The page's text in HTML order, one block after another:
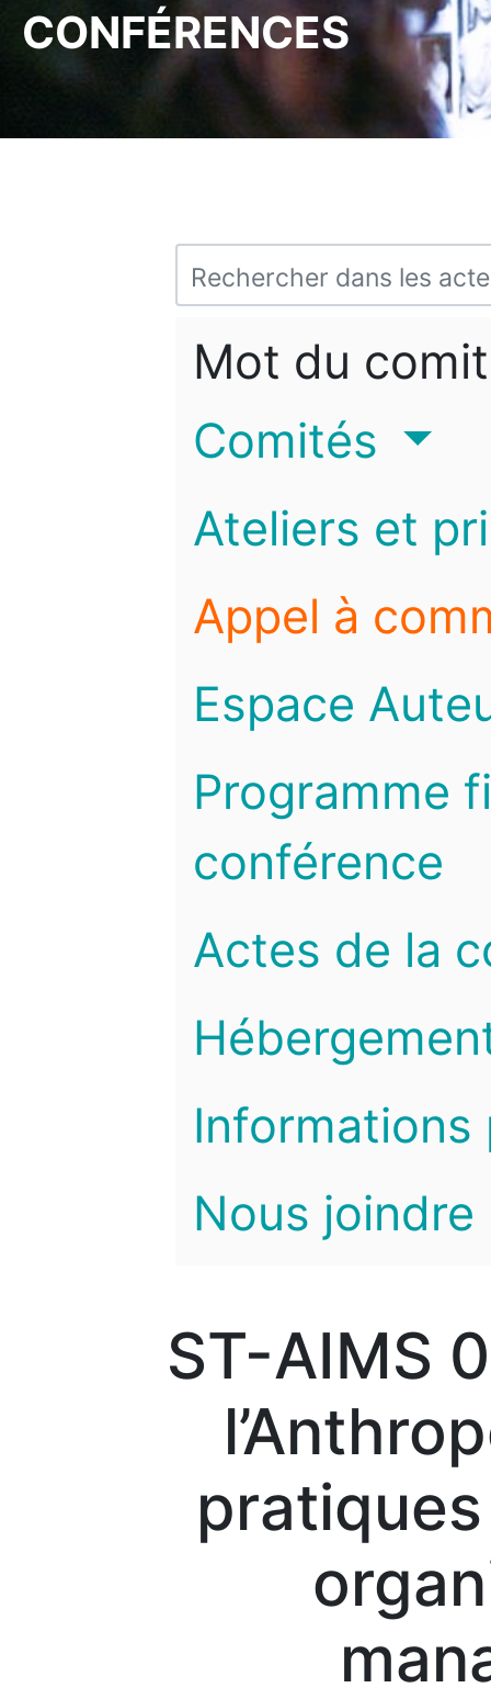
CONFÉRENCES
Mot du
Comités
Ateliers et
Appel à
Espace
Programme
conférence
Actes de la
Informations
Nous joindre
ST-AIMS